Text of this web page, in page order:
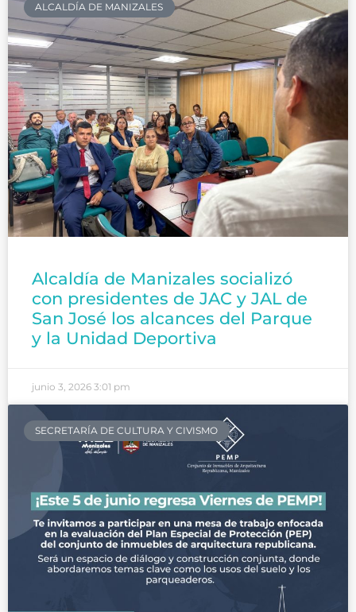
ALCALDÍA DE MANIZALES
Alcaldía de Manizales socializó
con presidentes de JAC y JAL de
San José los alcances del Parque
y la Unidad Deportiva
junio 3, 2026 3:01 pm
SECRETARÍA DE CULTURA Y CIVISMO